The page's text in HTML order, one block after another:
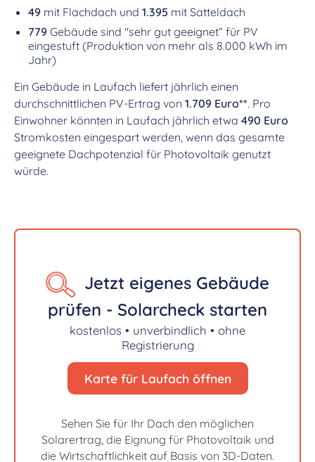
49 mit Flachdach und 1.395 mit Satteldach
779 Gebäude sind "sehr gut geeignet“ für PV
eingestuft (Produktion von mehr als 8.000 kWh im
Jahr)
Ein Gebäude in Laufach liefert jährlich einen
durchschnittlichen PV-Ertrag von 1.709 Euro**. Pro
Einwohner könnten in Laufach jährlich etwa 490 Euro
Stromkosten eingespart werden, wenn das gesamte
geeignete Dachpotenzial für Photovoltaik genutzt
würde.
Jetzt eigenes Gebäude
prüfen - Solarcheck starten
kostenlos • unverbindlich • ohne
Registrierung
Karte für Laufach öffnen
Sehen Sie für Ihr Dach den möglichen
Solarertrag, die Eignung für Photovoltaik und
die Wirtschaftlichkeit auf Basis von 3D-Daten.